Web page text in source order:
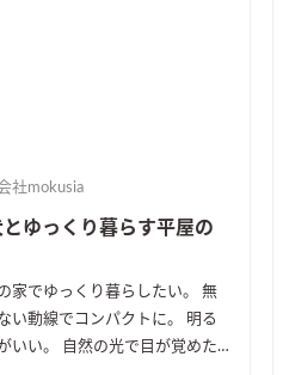
社mokusia
とゆっくり暮らす平屋の
家でゆっくり暮らしたい。 無
い動線でコンパクトに。 明る
いい。 自然の光で目が覚めた